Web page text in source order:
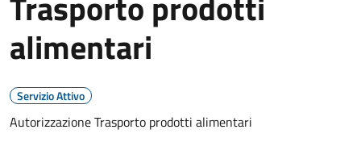
alimentari
Servizio Attivo
Autorizzazione Trasporto prodotti alimentari